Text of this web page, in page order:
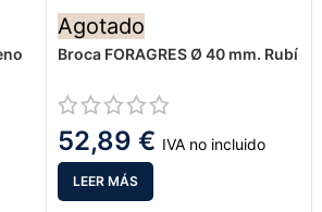
Agotado
Broca FORAGRES Ø 40 mm. Rubí
52,89 € IVA no incluido
LEER MÁS